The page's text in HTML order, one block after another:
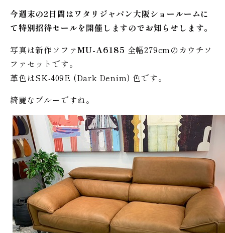
今週末の2日間はワタリジャパン大阪ショールームに
て特別招待セールを開催しますのでお知らせします。
写真は新作ソファMU-A6185 全幅279cmのカウチソ
ファセットです。
革色はSK-409E (Dark Denim) 色です。
綺麗なブルーですね。